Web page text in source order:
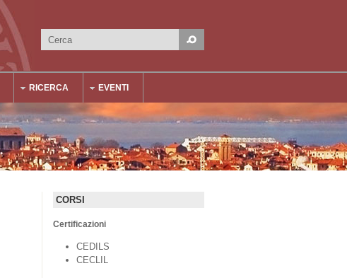
Form di ricerca
Cerca
RICERCA EVENTI
CORSI
Certificazioni
CEDILS
CECLIL